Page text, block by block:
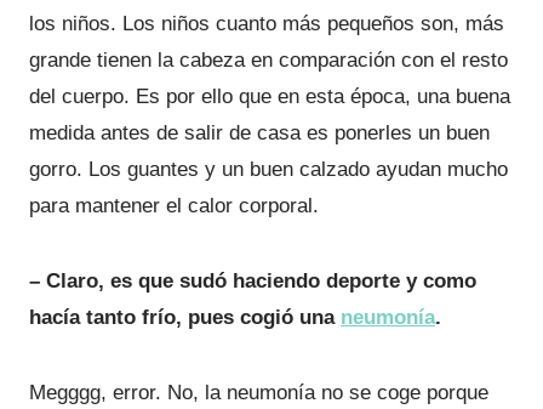
los niños. Los niños cuanto más pequeños son, más
grande tienen la cabeza en comparación con el resto
del cuerpo. Es por ello que en esta época, una buena
medida antes de salir de casa es ponerles un buen
gorro. Los guantes y un buen calzado ayudan mucho
para mantener el calor corporal.
– Claro, es que sudó haciendo deporte y como
hacía tanto frío, pues cogió una neumonía.
Megggg, error. No, la neumonía no se coge porque